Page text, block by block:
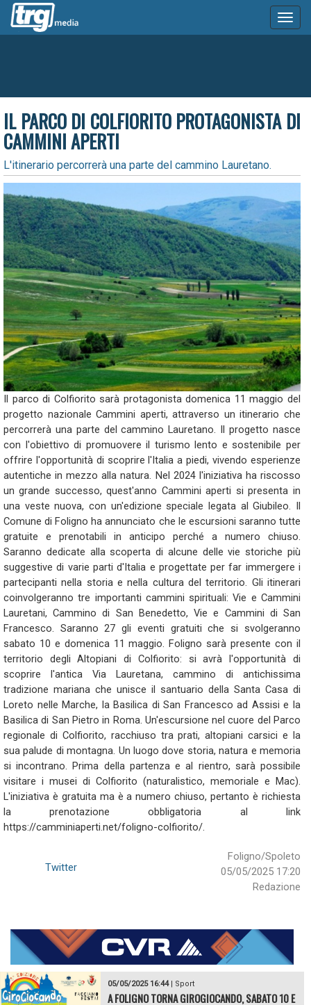
IL PARCO DI COLFIORITO PROTAGONISTA DI
CAMMINI APERTI
L'itinerario percorrerà una parte del cammino Lauretano.
Il parco di Colfiorito sarà protagonista domenica 11 maggio del
progetto nazionale Cammini aperti, attraverso un itinerario che
percorrerà una parte del cammino Lauretano. Il progetto nasce
con l'obiettivo di promuovere il turismo lento e sostenibile per
offrire l'opportunità di scoprire l'Italia a piedi, vivendo esperienze
autentiche in mezzo alla natura. Nel 2024 l'iniziativa ha riscosso
un grande successo, quest'anno Cammini aperti si presenta in
una veste nuova, con un'edizione speciale legata al Giubileo. Il
Comune di Foligno ha annunciato che le escursioni saranno tutte
gratuite e prenotabili in anticipo perché a numero chiuso.
Saranno dedicate alla scoperta di alcune delle vie storiche più
suggestive di varie parti d'Italia e progettate per far immergere i
partecipanti nella storia e nella cultura del territorio. Gli itinerari
coinvolgeranno tre importanti cammini spirituali: Vie e Cammini
Lauretani, Cammino di San Benedetto, Vie e Cammini di San
Francesco. Saranno 27 gli eventi gratuiti che si svolgeranno
sabato 10 e domenica 11 maggio. Foligno sarà presente con il
territorio degli Altopiani di Colfiorito: si avrà l'opportunità di
scoprire l'antica Via Lauretana, cammino di antichissima
tradizione mariana che unisce il santuario della Santa Casa di
Loreto nelle Marche, la Basilica di San Francesco ad Assisi e la
Basilica di San Pietro in Roma. Un'escursione nel cuore del Parco
regionale di Colfiorito, racchiuso tra prati, altopiani carsici e la
sua palude di montagna. Un luogo dove storia, natura e memoria
si incontrano. Prima della partenza e al rientro, sarà possibile
visitare i musei di Colfiorito (naturalistico, memoriale e Mac).
L'iniziativa è gratuita ma è a numero chiuso, pertanto è richiesta
la prenotazione obbligatoria al link
https://camminiaperti.net/foligno-colfiorito/.
Foligno/Spoleto
05/05/2025 17:20
Redazione
Twitter
05/05/2025 16:44| Sport
A FOLIGNO TORNA GIROGIOCANDO, SABATO 10 E